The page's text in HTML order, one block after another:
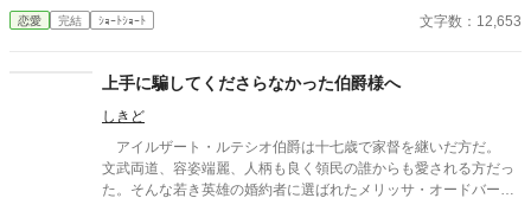
その人は大人びた雰囲気をもつ二つ上の先輩。 彼は心は自由で
いたい言っていた。 その女性と話す時、私には見せない楽しそ
たちは言う。お互いに干渉しない割り切った夫婦のほうが気が楽
激しい気持ちを封印してもらったの。 ※このお話はハッピーエン
ドではありません。 ※短いお話でサクサクと進めたいと思いま
す。
恋愛 完結 ｼｮｰﾄｼｮｰﾄ 文字数：12,653
上手に騙してくださらなかった伯爵様へ
しきど
アイルザート・ルテシオ伯爵は十七歳で家督を継いだ方だ。
文武両道、容姿端麗、人柄も良く領民の誰からも愛される方だっ
た。そんな若き英雄の婚約者に選ばれたメリッサ・オードバーン